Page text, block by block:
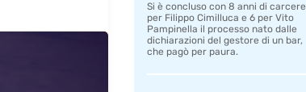
Si è concluso con 8 anni di carcere
per Filippo Cimilluca e 6 per Vito
Pampinella il processo nato dalle
dichiarazioni del gestore di un bar,
che pagò per paura.